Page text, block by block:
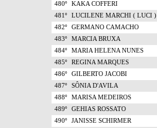
480º
KAKA COFFERI
481º
LUCILENE MARCHI ( LUCI )
482º
GERMANO CAMACHO
483º
MARCIA BRUXA
484º
MARIA HELENA NUNES
485º
REGINA MARQUES
486º
GILBERTO JACOBI
487º
SÔNIA D'AVILA
488º
MARISA MEDEIROS
489º
GEHIAS ROSSATO
490º
JANISSE SCHIRMER